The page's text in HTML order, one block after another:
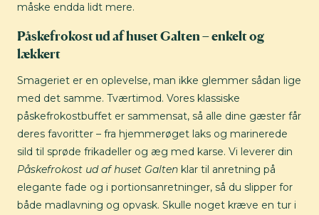
måske endda lidt mere.
Påskefrokost ud af huset Galten – enkelt og
lækkert
Smageriet er en oplevelse, man ikke glemmer sådan lige
med det samme. Tværtimod. Vores klassiske
påskefrokostbuffet er sammensat, så alle dine gæster får
deres favoritter – fra hjemmerøget laks og marinerede
sild til sprøde frikadeller og æg med karse. Vi leverer din
Påskefrokost ud af huset Galten klar til anretning på
elegante fade og i portionsanretninger, så du slipper for
både madlavning og opvask. Skulle noget kræve en tur i